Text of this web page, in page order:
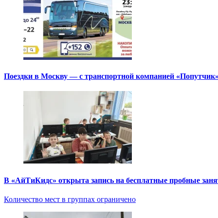
Поездки в Москву — с транспортной компанией «Попутчик»
В «АйТиКидс» открыта запись на бесплатные пробные
Количество мест в группах ограничено